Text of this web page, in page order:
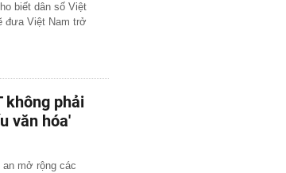
biết dân số Việt
đưa Việt Nam trở
không phải
văn hóa'
an mở rộng các